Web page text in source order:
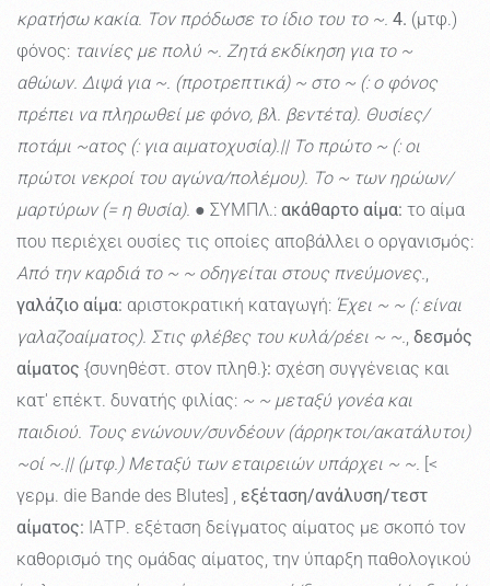
κρατήσω κακία. Τον πρόδωσε το ίδιο του το ~. 4. (μτφ.)
φόνος: ταινίες με πολύ ~. Ζητά εκδίκηση για το ~
αθώων. Διψά για ~. (προτρεπτικά) ~ στο ~ (: ο φόνος
πρέπει να πληρωθεί με φόνο, βλ. βεντέτα). Θυσίες/
ποτάμι ~ατος (: για αιματοχυσία).|| Το πρώτο ~ (: οι
πρώτοι νεκροί του αγώνα/πολέμου). Το ~ των ηρώων/
μαρτύρων (= η θυσία). ● ΣΥΜΠΛ.: ακάθαρτο αίμα: το αίμα
που περιέχει ουσίες τις οποίες αποβάλλει ο οργανισμός:
Από την καρδιά το ~ ~ οδηγείται στους πνεύμονες.,
γαλάζιο αίμα: αριστοκρατική καταγωγή: Έχει ~ ~ (: είναι
γαλαζοαίματος). Στις φλέβες του κυλά/ρέει ~ ~., δεσμός
αίματος {συνηθέστ. στον πληθ.}: σχέση συγγένειας και
κατ' επέκτ. δυνατής φιλίας: ~ ~ μεταξύ γονέα και
παιδιού. Τους ενώνουν/συνδέουν (άρρηκτοι/ακατάλυτοι)
~οί ~.|| (μτφ.) Μεταξύ των εταιρειών υπάρχει ~ ~. [<
γερμ. die Bande des Blutes] , εξέταση/ανάλυση/τεστ
αίματος: ΙΑΤΡ. εξέταση δείγματος αίματος με σκοπό τον
καθορισμό της ομάδας αίματος, την ύπαρξη παθολογικού